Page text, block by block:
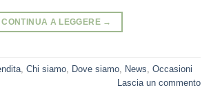
CONTINUA A LEGGERE →
Chi siamo Dove siamo News Occasioni
Lascia un commento